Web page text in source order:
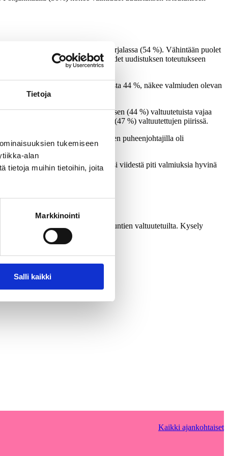
Tietoja
tukemiseen
alan
tietoja muihin tietoihin, joita
Markkinointi
Salli kaikki
Karjalassa (57 %) ja Pohjois-Karjalassa (54 %). Vähintään puolet
(50%) kokee valmiudet uudistuksen toteutukseen
Uudenmaan valtuutetuista 44 %, näkee valmiuden olevan
RKP:n (46 %) ja kokoomuksen (44 %) valtuutetuista vajaa
(49 %) ja vasemmistoliiton (47 %) valtuutettujen piirissä.
Valtuustojen ja hallitusten puheenjohtajilla oli
olevista valtuutetuista (41 %) kaksi viidestä piti valmiuksia hyvinä
2018 kaupunkien ja kuntien valtuutetuilta. Kysely
Kaikki ajankohtaiset